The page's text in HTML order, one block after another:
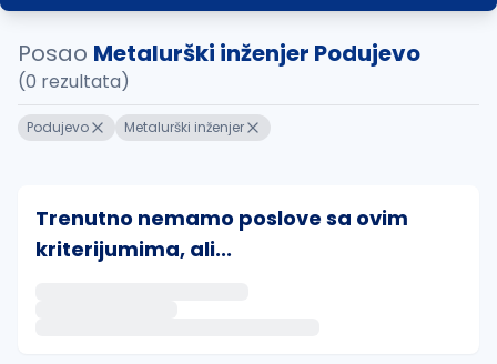
Posao Metalurški inženjer Podujevo
(0 rezultata)
Podujevo Metalurški inženjer
Trenutno nemamo poslove sa ovim
kriterijumima, ali...